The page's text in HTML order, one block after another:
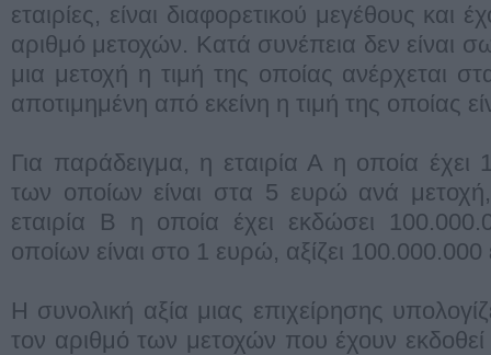
εταιρίες, είναι διαφορετικού μεγέθους και
αριθμό μετοχών. Κατά συνέπεια δεν είναι
μια μετοχή η τιμή της οποίας ανέρχεται
αποτιμημένη από εκείνη η τιμή της οποίας
Για παράδειγμα, η εταιρία Α η οποία έχει
των οποίων είναι στα 5 ευρώ ανά
εταιρία Β η οποία έχει εκδώσει
οποίων είναι στο 1 ευρώ, αξίζει
Η συνολική αξία μιας επιχείρησης
τον αριθμό των μετοχών που έχουν εκδοθεί